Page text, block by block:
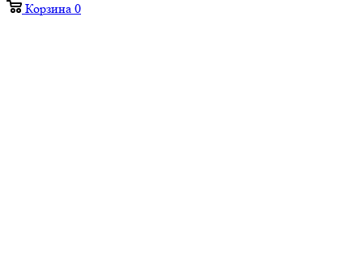
Корзина 0